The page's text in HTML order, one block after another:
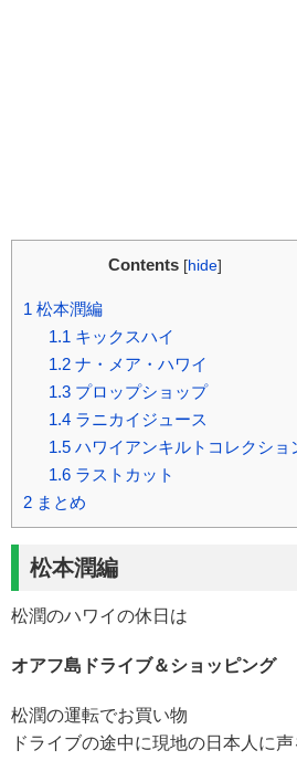
Contents [hide]
1 松本潤編
1.1 キックスハイ
1.2ナ・メア・ハワイ
1.3プロップショップ
1.4ラニカイジュース
1.5ハワイアンキルトコレクショ
1.6ラストカット
2 まとめ
松本潤編
松潤のハワイの休日は
オアフ島ドライブ＆ショッピング
松潤の運転でお買い物
ドライブの途中に現地の日本人に声